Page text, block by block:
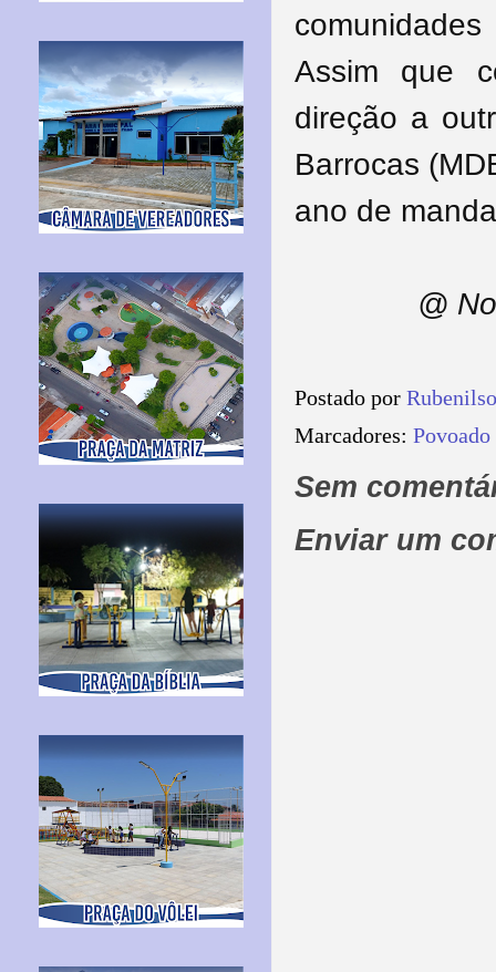
Assim que
direção a
Barrocas
ano de
@
Postado por
Marcadores:
Sem
Enviar um